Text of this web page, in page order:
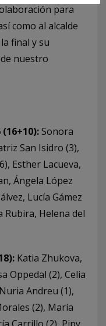
para
como al alcalde
final y su
nuestro
(16+10):Sonora
San Isidro (3),
Esther Lacueva,
Ángela López
Lucía Gámez
Rubira, Helena del
Katia Zhukova,
Oppedal (2), Celia
Andreu (1),
(2), María